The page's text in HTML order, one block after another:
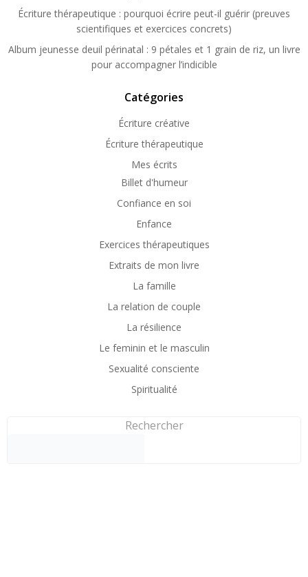
Écriture thérapeutique : pourquoi écrire peut-il guérir (preuves
scientifiques et exercices concrets)
Album jeunesse deuil périnatal : 9 pétales et 1 grain de riz, un livre
pour accompagner l’indicible
Catégories
Écriture créative
Écriture thérapeutique
Mes écrits
Billet d'humeur
Confiance en soi
Enfance
Exercices thérapeutiques
Extraits de mon livre
La famille
La relation de couple
La résilience
Le feminin et le masculin
Sexualité consciente
Spiritualité
Rechercher